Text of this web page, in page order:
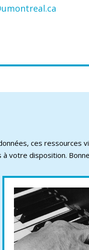
ces ressources
votre disposition.